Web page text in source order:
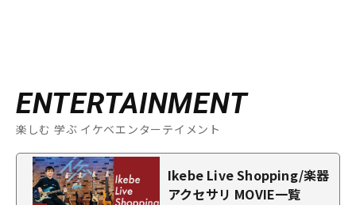
ENTERTAINMENT
楽しむ 学ぶ イケベエンターテイメント
Ikebe Live Shopping/楽器
アクセサリ MOVIE一覧